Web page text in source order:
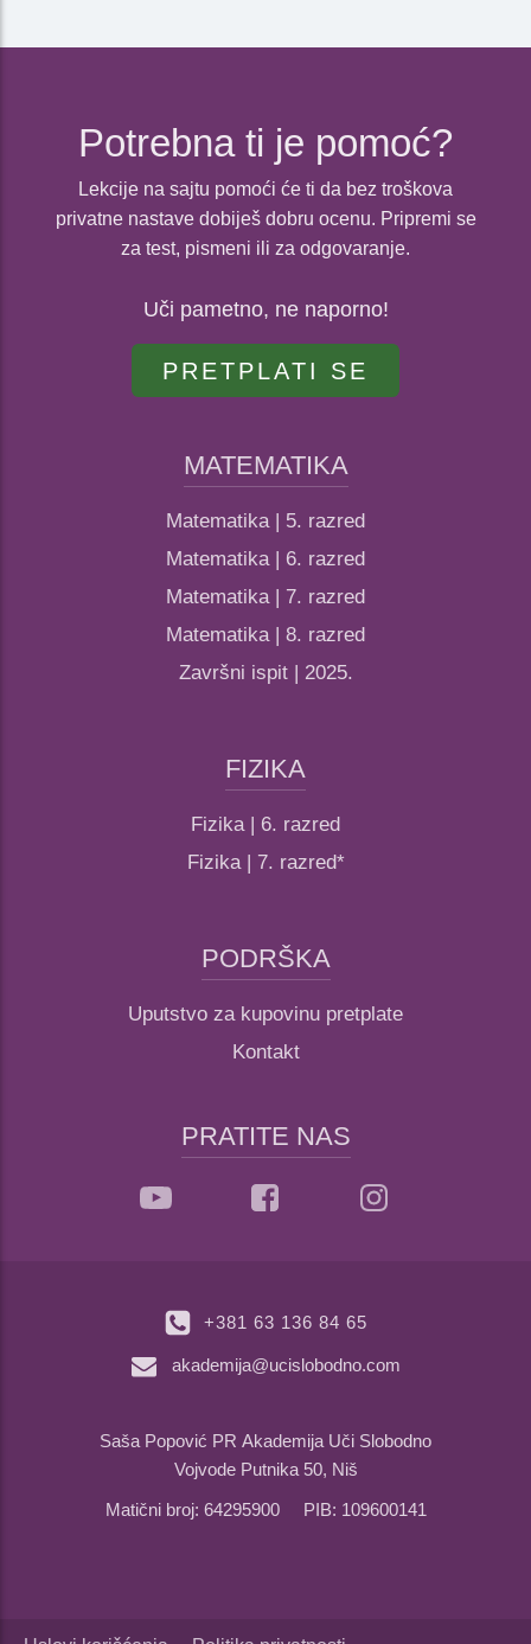
Potrebna ti je pomoć?
Lekcije na sajtu pomoći će ti da bez troškova
privatne nastave dobiješ dobru ocenu. Pripremi se
za test, pismeni ili za odgovaranje.
Uči pametno, ne naporno!
PRETPLATI SE
MATEMATIKA
Matematika | 5. razred
Matematika | 6. razred
Matematika | 7. razred
Matematika | 8. razred
Završni ispit | 2025.
FIZIKA
Fizika | 6. razred
Fizika | 7. razred*
PODRŠKA
Uputstvo za kupovinu pretplate
Kontakt
PRATITE NAS
+381 63 136 84 65
akademija@ucislobodno.com
Saša Popović PR Akademija Uči Slobodno
Vojvode Putnika 50, Niš
Matični broj: 64295900 PIB: 109600141